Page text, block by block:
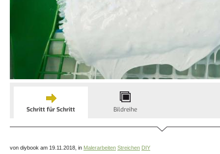
Schritt für Schritt Bildreihe
von diybook am 19.11.2018, in Malerarbeiten Streichen DIY